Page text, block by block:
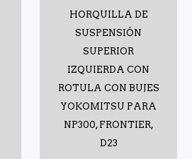
HORQUILLA DE
SUSPENSIÓN
SUPERIOR
IZQUIERDA CON
ROTULA CON BUJES
YOKOMITSU PARA
NP300, FRONTIER,
D23